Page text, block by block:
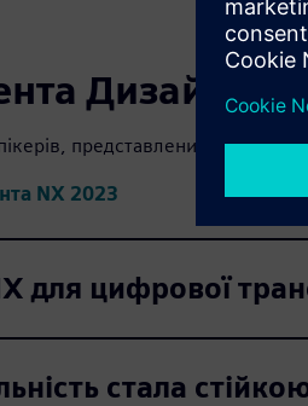
Дизайн-
представлених у Дні
NX 2023
для цифрової
стала